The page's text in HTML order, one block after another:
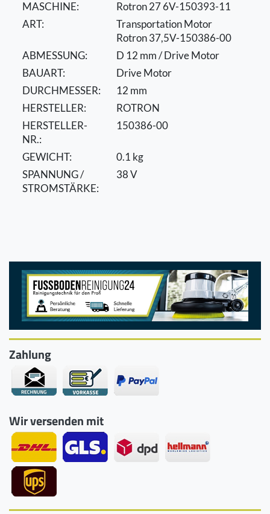
MASCHINE:
Rotron 27 6V-150393-11
ART:
Transportation Motor
Rotron 37,5V-150386-00
ABMESSUNG:
D 12 mm / Drive Motor
BAUART:
Drive Motor
DURCHMESSER:
12 mm
HERSTELLER:
ROTRON
HERSTELLER-
NR.:
150386-00
GEWICHT:
0.1 kg
SPANNUNG /
STROMSTÄRKE:
38 V
Zahlung
Wir versenden mit